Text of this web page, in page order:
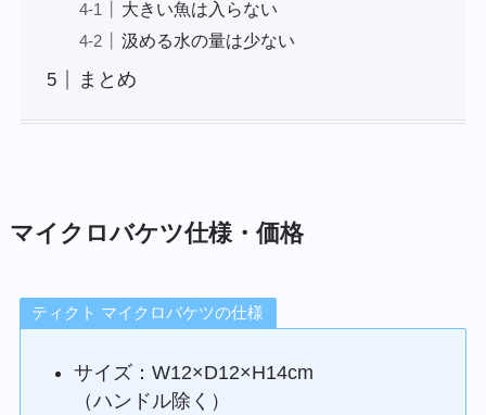
大きい魚は入らない
汲める水の量は少ない
まとめ
マイクロバケツ仕様・価格
ティクト マイクロバケツの仕様
サイズ：W12×D12×H14cm
（ハンドル除く）